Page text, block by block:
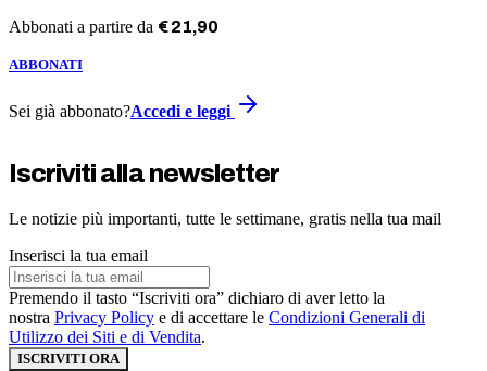
Abbonati a partire da €21,90
ABBONATI
Sei già abbonato?Accedi e leggi
Iscriviti alla newsletter
Le notizie più importanti, tutte le settimane, gratis nella tua mail
Inserisci la tua email
Premendo il tasto “Iscriviti ora” dichiaro di aver letto la
nostra Privacy Policy e di accettare le Condizioni Generali di
Utilizzo dei Siti e di Vendita.
ISCRIVITI ORA